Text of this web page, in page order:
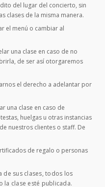
del lugar del concierto, sin
clases de la misma manera.
el menú o cambiar al
una clase en caso de no
de ser así otorgaremos
el derecho a adelantar por
una clase en caso de
huelgas u otras instancias
nuestros clientes o staff. De
de regalo o personas
de sus clases, todos los
la clase esté publicada.